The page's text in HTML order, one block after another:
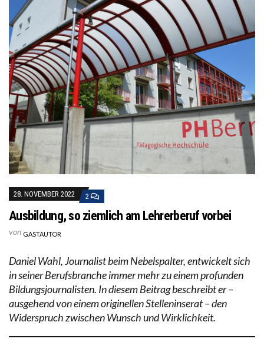
28. NOVEMBER 2022 2
Ausbildung, so ziemlich am Lehrerberuf vorbei
von GASTAUTOR
Daniel Wahl, Journalist beim Nebelspalter, entwickelt sich
in seiner Berufsbranche immer mehr zu einem profunden
Bildungsjournalisten. In diesem Beitrag beschreibt er –
ausgehend von einem originellen Stelleninserat – den
Widerspruch zwischen Wunsch und Wirklichkeit.